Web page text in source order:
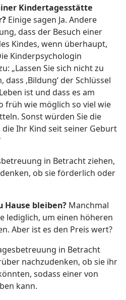
Kindertagesstätte
Einige sagen Ja. Andere
dass der Besuch einer
Kindes, wenn überhaupt,
Kinderpsychologin
„Lassen Sie sich nicht zu
‚Bildung‘ der Schlüssel
ist und dass es am
früh wie möglich so viel wie
Sonst würden Sie die
die Ihr Kind seit seiner Geburt
in Betracht ziehen,
ob sie förderlich oder
Hause bleiben? Manchmal
lediglich, um einen höheren
Aber ist es den Preis wert?
in Betracht
nachzudenken, ob sie ihr
sodass einer von
kann.